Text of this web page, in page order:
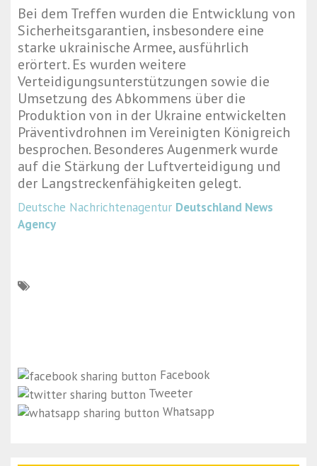
Bei dem Treffen wurden die Entwicklung von
Sicherheitsgarantien, insbesondere eine
starke ukrainische Armee, ausführlich
erörtert. Es wurden weitere
Verteidigungsunterstützungen sowie die
Umsetzung des Abkommens über die
Produktion von in der Ukraine entwickelten
Präventivdrohnen im Vereinigten Königreich
besprochen. Besonderes Augenmerk wurde
auf die Stärkung der Luftverteidigung und
der Langstreckenfähigkeiten gelegt.
Deutsche Nachrichtenagentur Deutschland News
Agency
Facebook
Tweeter
Whatsapp